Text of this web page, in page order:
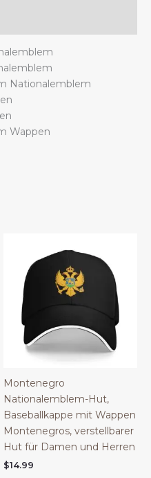
Nationalemblem
Wappen
Montenegro
Nationalemblem-Hut,
Baseballkappe mit Wappen
Montenegros, verstellbarer
Hut für Damen und Herren
$14.99